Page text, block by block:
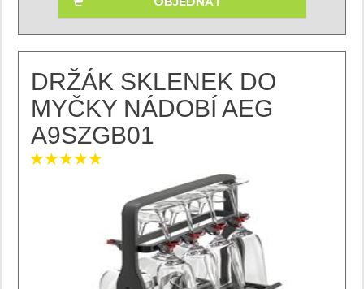
DRŽÁK SKLENEK DO
MYČKY NÁDOBÍ AEG
A9SZGB01